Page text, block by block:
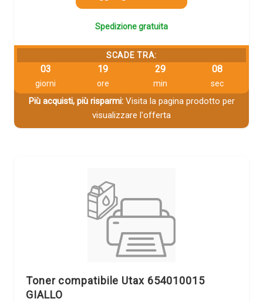
Spedizione gratuita
SCADE TRA:
03
giorni
19
ore
29
min
08
sec
Più acquisti, più risparmi:Visita la pagina prodotto per
visualizzare l'offerta
Toner compatibile Utax 654010015
GIALLO